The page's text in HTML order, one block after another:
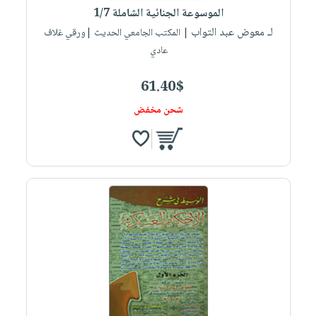
الموسوعة الجنائية الشاملة 1/7
لـ معوض عبد التواب | المكتب الجامعي الحديث |ورقي غلاف
عادي
61.40$
شحن مخفض